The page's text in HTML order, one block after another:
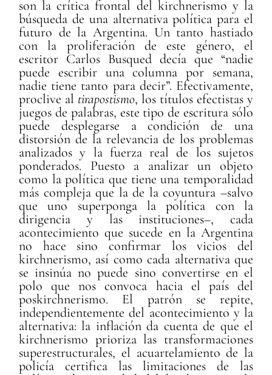
son la crítica frontal del kirchnerismo y la
búsqueda de una alternativa política para el
futuro de la Argentina. Un tanto hastiado
con la proliferación de este género, el
escritor Carlos Busqued decía que “nadie
puede escribir una columna por semana,
nadie tiene tanto para decir”. Efectivamente,
proclive al tirapostismo, los títulos efectistas y
juegos de palabras, este tipo de escritura sólo
puede desplegarse a condición de una
distorsión de la relevancia de los problemas
analizados y la fuerza real de los sujetos
ponderados. Puesto a analizar un objeto
como la política que tiene una temporalidad
más compleja que la de la coyuntura –salvo
que uno superponga la política con la
dirigencia y las instituciones–, cada
acontecimiento que sucede en la Argentina
no hace sino confirmar los vicios del
kirchnerismo, así como cada alternativa que
se insinúa no puede sino convertirse en el
polo que nos convoca hacia el país del
poskirchnerismo. El patrón se repite,
independientemente del acontecimiento y la
alternativa: la inflación da cuenta de que el
kirchnerismo prioriza las transformaciones
superestructurales, el acuartelamiento de la
policía certifica las limitaciones de las